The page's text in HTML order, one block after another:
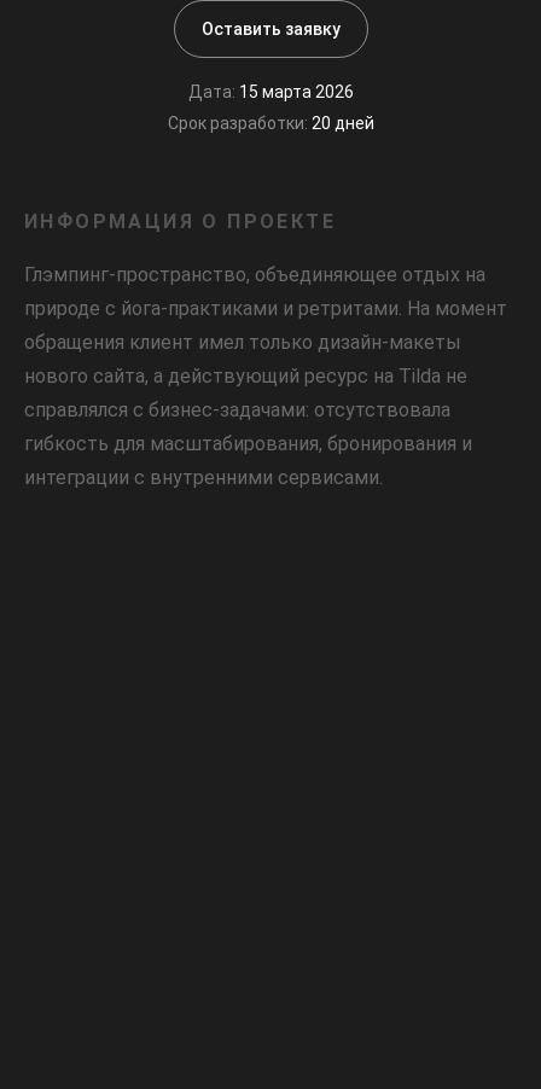
Оставить заявку
Дата: 15 марта 2026
Срок разработки: 20 дней
ИНФОРМАЦИЯ О ПРОЕКТЕ
Глэмпинг-пространство, объединяющее отдых на
природе с йога-практиками и ретритами. На момент
обращения клиент имел только дизайн-макеты
нового сайта, а действующий ресурс на Tilda не
справлялся с бизнес-задачами: отсутствовала
гибкость для масштабирования, бронирования и
интеграции с внутренними сервисами.